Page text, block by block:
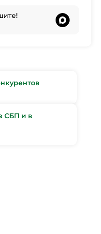
СБП и в